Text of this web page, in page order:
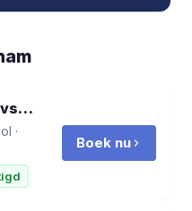
Liverpool FC vs Fulham
·
Boek nu